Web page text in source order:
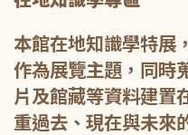
本館在地知識學特展
作為展覽主題，同時
片及館藏等資料建置
重過去、現在與未來